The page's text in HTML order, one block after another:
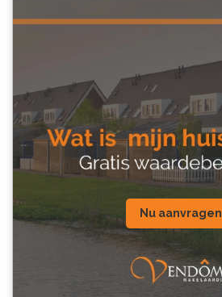
Nu aanvragen